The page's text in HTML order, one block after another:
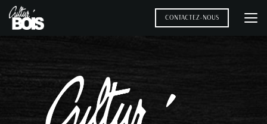
Aller
au
contenu
CONTACTEZ-NOUS